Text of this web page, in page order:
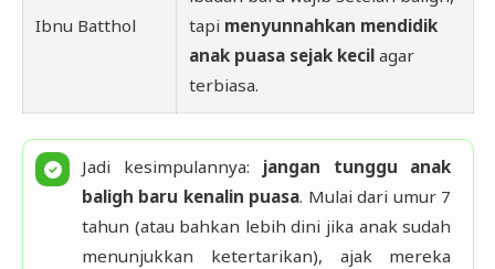
Ibnu Batthol
tapi menyunnahkan mendidik
anak puasa sejak kecilagar
terbiasa.
Jadi kesimpulannya: jangan tunggu anak
baligh baru kenalin puasa. Mulai dari umur 7
tahun (atau bahkan lebih dini jika anak sudah
menunjukkan ketertarikan), ajak mereka